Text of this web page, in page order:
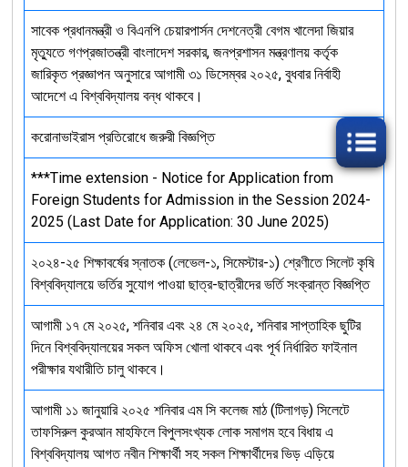
সাবেক প্রধানমন্ত্রী ও বিএনপি চেয়ারপার্সন দেশনেত্রী বেগম খালেদা জিয়ার
মৃত্যুতে গণপ্রজাতন্ত্রী বাংলাদেশ সরকার, জনপ্রশাসন মন্ত্রণালয় কর্তৃক
জারিকৃত প্রজ্ঞাপন অনুসারে আগামী ৩১ ডিসেম্বর ২০২৫, বুধবার নির্বাহী
আদেশে এ বিশ্ববিদ্যালয় বন্ধ থাকবে।
করোনাভাইরাস প্রতিরোধে জরুরী বিজ্ঞপ্তি
***Time extension - Notice for Application from
Foreign Students for Admission in the Session 2024-
2025 (Last Date for Application: 30 June 2025)
২০২৪-২৫ শিক্ষাবর্ষের স্নাতক (লেভেল-১, সিমেস্টার-১) শ্রেণীতে সিলেট কৃষি
বিশ্ববিদ্যালয়ে ভর্তির সুযোগ পাওয়া ছাত্র-ছাত্রীদের ভর্তি সংক্রান্ত বিজ্ঞপ্তি
আগামী ১৭ মে ২০২৫, শনিবার এবং ২৪ মে ২০২৫, শনিবার সাপ্তাহিক ছুটির
দিনে বিশ্ববিদ্যালয়ের সকল অফিস খোলা থাকবে এবং পূর্ব নির্ধারিত ফাইনাল
পরীক্ষার যথারীতি চালু থাকবে।
আগামী ১১ জানুয়ারি ২০২৫ শনিবার এম সি কলেজ মাঠ (টিলাগড়) সিলেটে
তাফসিরুল কুরআন মাহফিলে বিপুলসংখ্যক লোক সমাগম হবে বিধায় এ
বিশ্ববিদ্যালয় আগত নবীন শিক্ষার্থী সহ সকল শিক্ষার্থীদের ভিড় এড়িয়ে